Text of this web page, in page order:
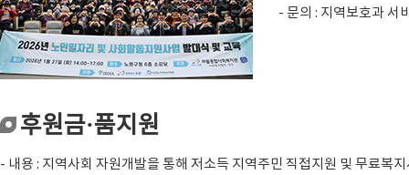
- 문의 : 지역보호과
후원금·품지원
- 내용 : 지역사회 자원개발을 통해 저소득 지역주민 직접지원 및 무료복